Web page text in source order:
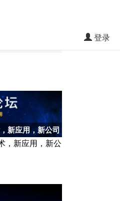
登录
新应用，新公司
，新应用，新公